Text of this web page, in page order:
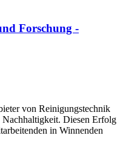
Forschung -
von Reinigungstechnik
Diesen Erfolg
in Winnenden